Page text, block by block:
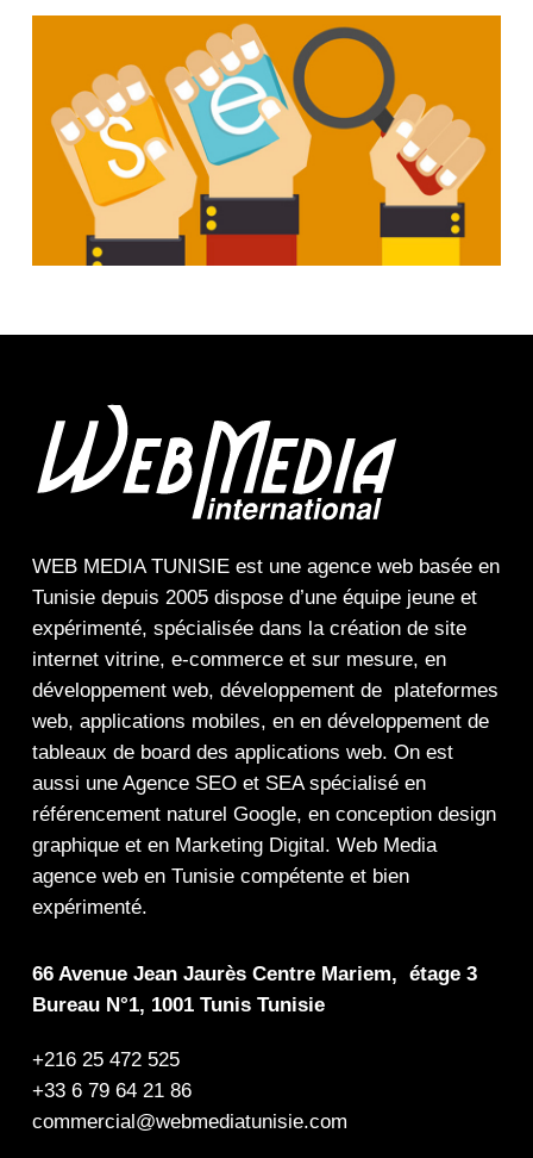
WEB MEDIA TUNISIEest une agence webbasée en
Tunisie depuis 2005 dispose d’une équipe jeune et
expérimenté, spécialisée dans la création de site
internet vitrine, e-commerceet sur mesure, en
développement web, développement de plateformes
web, applications mobiles, en en développement de
tableaux de boarddes applications web. On est
aussi une Agence SEOet SEAspécialisé en
référencement naturel Google, en conception design
graphiqueet en Marketing Digital. Web Media
agence web en Tunisie compétente et bien
expérimenté.
66 Avenue Jean Jaurès Centre Mariem, étage 3
Bureau N°1, 1001 Tunis Tunisie
+216 25 472 525
+33 6 79 64 21 86
commercial@webmediatunisie.com